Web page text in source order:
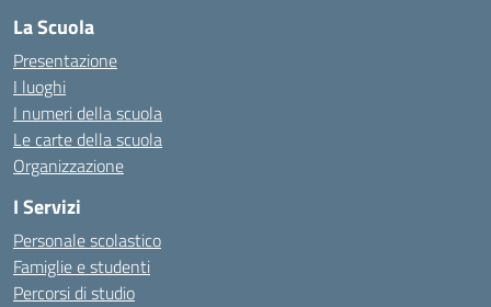
La Scuola
Presentazione
I luoghi
I numeri della scuola
Le carte della scuola
Organizzazione
I Servizi
Personale scolastico
Famiglie e studenti
Percorsi di studio